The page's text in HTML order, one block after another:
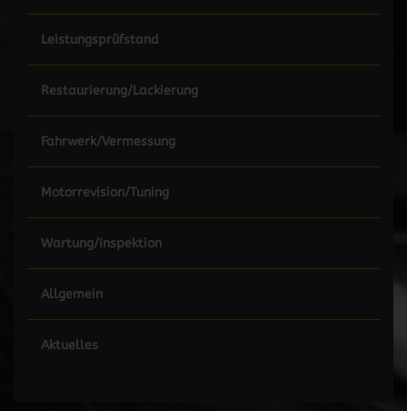
Leistungsprüfstand
Restaurierung/Lackierung
Fahrwerk/Vermessung
Motorrevision/Tuning
Wartung/Inspektion
Allgemein
Aktuelles